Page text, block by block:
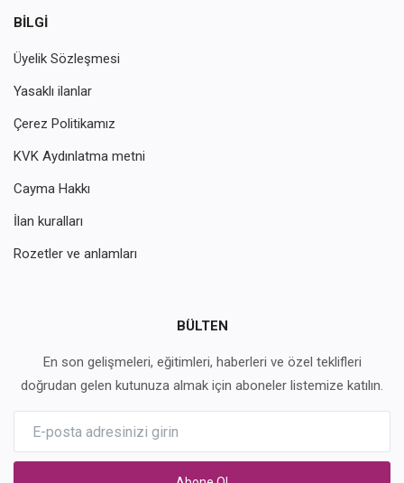
BILGI
Üyelik Sözleşmesi
Yasaklı ilanlar
Çerez Politikamız
KVK Aydınlatma metni
Cayma Hakkı
İlan kuralları
Rozetler ve anlamları
BÜLTEN
En son gelişmeleri, eğitimleri, haberleri ve özel teklifleri
doğrudan gelen kutunuza almak için aboneler listemize katılın.